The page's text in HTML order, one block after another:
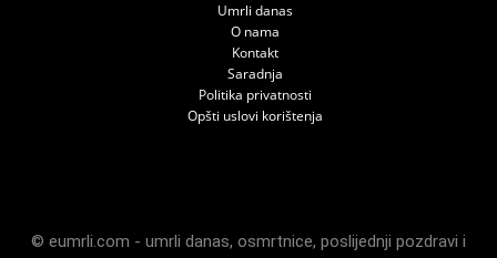
Umrli danas
O nama
Kontakt
Saradnja
Politika privatnosti
Opšti uslovi korištenja
© eumrli.com - umrli danas, osmrtnice, poslijednji pozdravi i